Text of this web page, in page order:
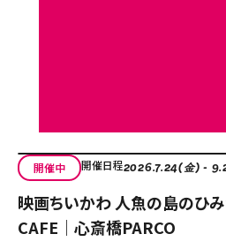
開催中 開催日程2026.7.24(金) -
映画ちいかわ 人魚の島のひ
CAFE｜心斎橋PARCO